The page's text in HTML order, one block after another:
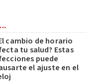
cambio de horario
tu salud? Estas
puede
el ajuste en el